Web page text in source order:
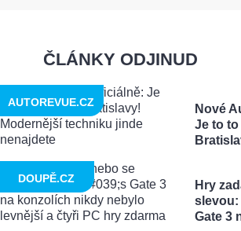
ČLÁNKY ODJINUD
Nové
Je to
AUTOREVUE.CZ
Hry
slevou:
Gate 3
DOUPĚ.CZ